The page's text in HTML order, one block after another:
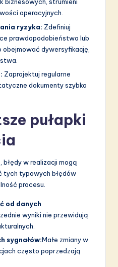
biznesowych, strumieni
operacyjnych.
ryzyka: Zdefiniuj
prawdopodobieństwo lub
obejmować dywersyfikację,
Zaprojektuj regularne
dokumenty szybko
pułapki
błędy w realizacji mogą
tych typowych błędów
procesu.
od danych
wyniki nie przewidują
sygnałów:Małe zmiany w
często poprzedzają